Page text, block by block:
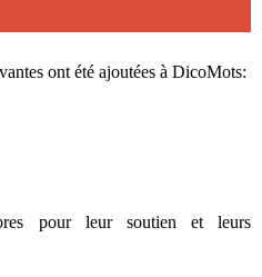
ont été ajoutées à DicoMots:
pour leur soutien et leurs